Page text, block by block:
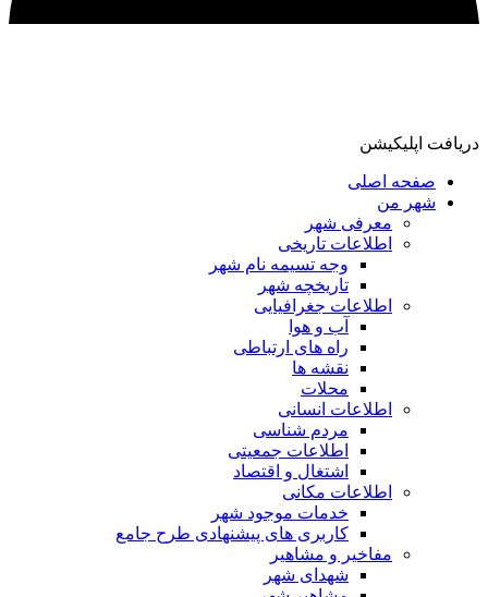
دریافت اپلیکیشن
صفحه اصلی
شهر من
معرفی شهر
اطلاعات تاریخی
وجه تسیمه نام شهر
تاریخچه شهر
اطلاعات جغرافیایی
آب و هوا
راه های ارتباطی
نقشه ها
محلات
اطلاعات انسانی
مردم شناسی
اطلاعات جمعیتی
اشتغال و اقتصاد
اطلاعات مکانی
خدمات موجود شهر
کاربری های پیشنهادی طرح جامع
مفاخیر و مشاهیر
شهدای شهر